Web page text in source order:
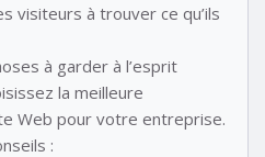
visiteurs à trouver ce qu’ils
à garder à l’esprit
la meilleure
Web pour votre entreprise.
: